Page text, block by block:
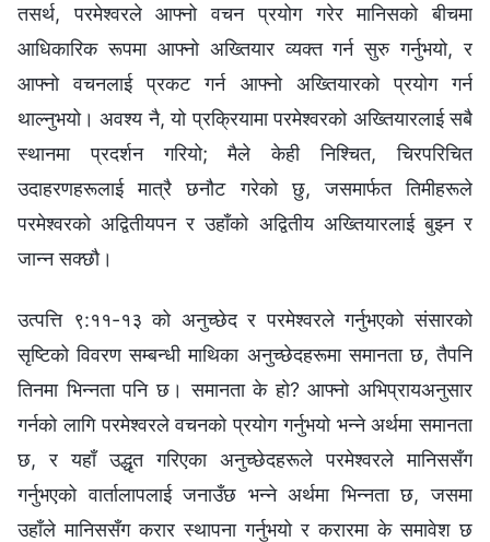
तसर्थ, परमेश्‍वरले आफ्‍नो वचन प्रयोग गरेर मानिसको बीचमा
आधिकारिक रूपमा आफ्‍नो अख्‍तियार व्यक्त गर्न सुरु गर्नुभयो, र
आफ्‍नो वचनलाई प्रकट गर्न आफ्‍नो अख्‍तियारको प्रयोग गर्न
थाल्‍नुभयो। अवश्‍य नै, यो प्रक्रियामा परमेश्‍वरको अख्तियारलाई सबै
स्थानमा प्रदर्शन गरियो; मैले केही निश्‍चित, चिरपरिचित
उदाहरणहरूलाई मात्रै छनौट गरेको छु, जसमार्फत तिमीहरूले
परमेश्‍वरको अद्वितीयपन र उहाँको अद्वितीय अख्‍तियारलाई बुझ्‍न र
जान्‍न सक्छौ।
उत्पत्ति ९:११-१३ को अनुच्‍छेद र परमेश्‍वरले गर्नुभएको संसारको
सृष्टिको विवरण सम्‍बन्धी माथिका अनुच्‍छेदहरूमा समानता छ, तैपनि
तिनमा भिन्‍नता पनि छ। समानता के हो? आफ्‍नो अभिप्रायअनुसार
गर्नको लागि परमेश्‍वरले वचनको प्रयोग गर्नुभयो भन्‍ने अर्थमा समानता
छ, र यहाँ उद्धृत गरिएका अनुच्‍छेदहरूले परमेश्‍वरले मानिससँग
गर्नुभएको वार्तालापलाई जनाउँछ भन्‍ने अर्थमा भिन्‍नता छ, जसमा
उहाँले मानिससँग करार स्थापना गर्नुभयो र करारमा के समावेश छ